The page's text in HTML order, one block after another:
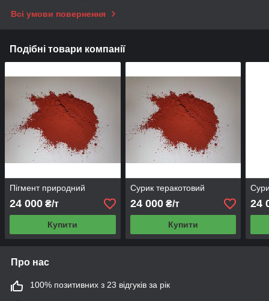
Всі умови повернення
Подібні товари компанії
Пігмент природний
24 000 ₴/т
Купити
Сурик теракотовий
24 000₴/т
Купити
24
Про нас
100% позитивних з 23 відгуків за рік